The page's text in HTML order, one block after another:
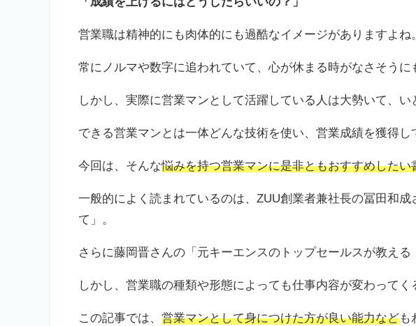
営業職は精神的にも肉体的にも過酷なイメージがありますよね。
常にノルマや数字に追われていて、心が休まる時がなさそうに
しかし、実際に営業マンとして活躍している人は大勢いて、
できる営業マンとは一体どんな技術を使い、営業成績を獲得し
今回は、そんな悩みを持つ営業マンに是非ともおすすめしたい
一般的によく読まれているのは、ZUU創業者兼社長の冨田和
て」。
さらに藤岡晋さんの「元キーエンスのトップセールスが教え
しかし、営業職の種類や形態によっても仕事内容が変わって
この記事では、 営業マンとして身につけた方が良い能力なども